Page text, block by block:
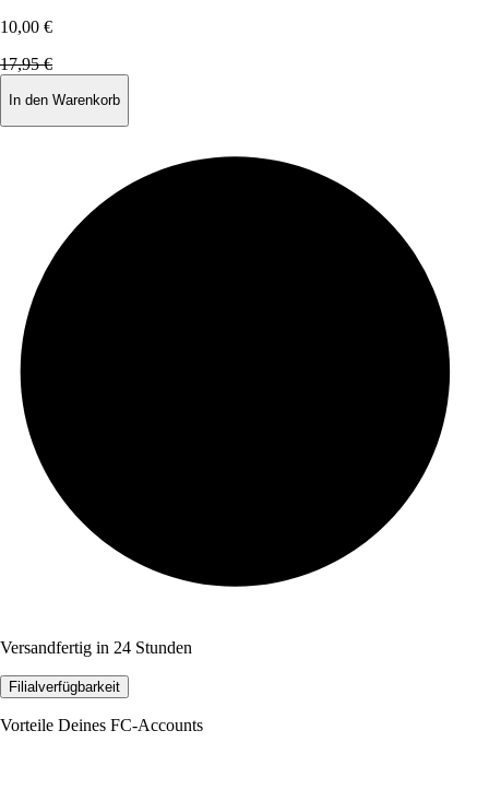
10,00 €
17,95 €
In den Warenkorb
Versandfertig in 24 Stunden
Filialverfügbarkeit
Vorteile Deines FC-Accounts